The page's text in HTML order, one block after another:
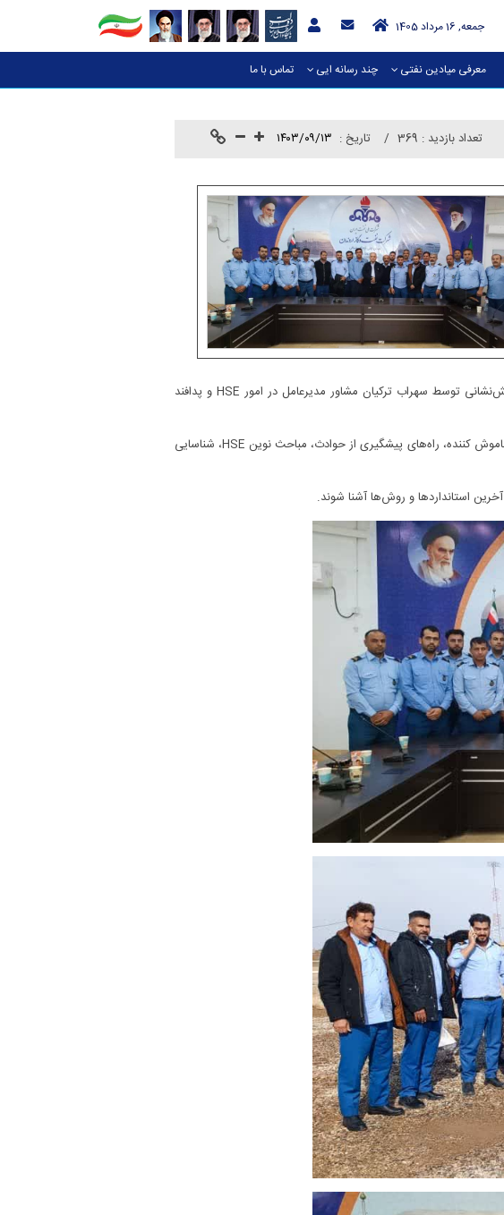
جمعه, 16 مرداد 1405
معرفی میادین نفتی چند رسانه ایی تماس با ما
تاريخ : ۱۴۰۳/۰۹/۱۳ تعداد بازدید : 369
بهداشت و محیط زیست) ویژه کارکنان شرکت نفت و گاز اروندان توسط این اداره، دوره‌های عمومی ایمنی و آتش‌نشانی توسط سهراب ترکیان مشاور مدیرعامل در امور HSE و پدافند
مدرس دوره در این کلاس‌ها به بیان درس آموزی از حوادث گذشته، نحوه صحیح استفاده از ابزارآلات و تجهیزات خاموش کننده، راه‌های پیشگیری از حوادث، مباحث نوین HSE، شناسایی